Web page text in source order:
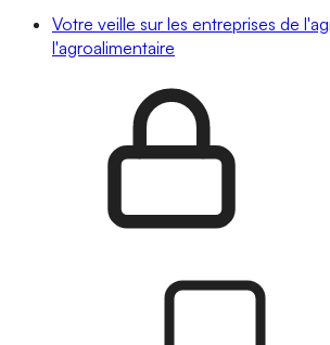
Votre veille sur les entreprises de
l'agroalimentaire